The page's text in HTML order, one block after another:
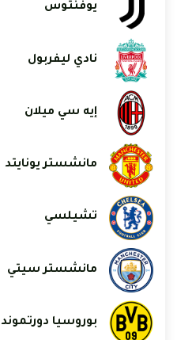
يوفنتوس
نادي ليفربول
إيه سي ميلان
مانشستر يونايتد
تشيلسي
مانشستر سيتي
بوروسيا دورتموند